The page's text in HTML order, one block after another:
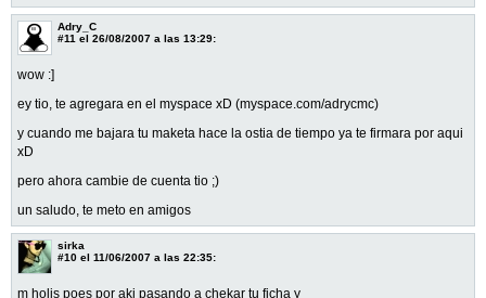
Adry_C
#11 el 26/08/2007 a las 13:29:
wow :]
ey tio, te agregara en el myspace xD (myspace.com/adrycmc)
y cuando me bajara tu maketa hace la ostia de tiempo ya te firmara por aqui
xD
pero ahora cambie de cuenta tio ;)
un saludo, te meto en amigos
sirka
#10 el 11/06/2007 a las 22:35:
m holis poes por aki pasando a chekar tu ficha y